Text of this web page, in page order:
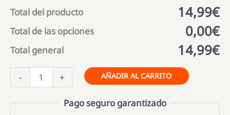
Total del producto 14,99€
Total de las opciones 0,00€
Total general 14,99€
-
de
aluminio
+ AÑADIR AL CARRITO
Pago seguro garantizado